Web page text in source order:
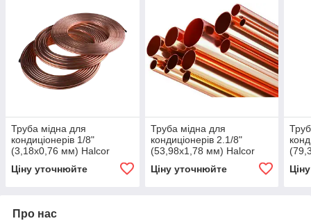
Труба мідна для
кондиціонерів 1/8"
(3,18х0,76 мм) Halcor
Ціну уточнюйте
Труба мідна для
кондиціонерів 2.1/8"
(53,98х1,78 мм) Halcor
Ціну уточнюйте
Про нас